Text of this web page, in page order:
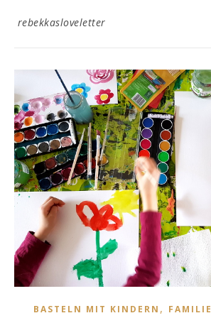
rebekkasloveletter
BASTELN MIT KINDERN , FAMILIE